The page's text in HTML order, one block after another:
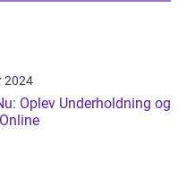
2024
Oplev Underholdning og